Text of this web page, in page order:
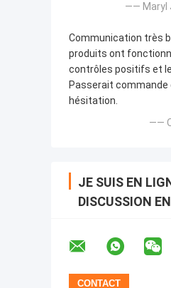
—— Maryl
Communication très
produits ont
contrôles positifs et
Passerait commande
hésitation.
——
JE SUIS EN
DISCUSSION